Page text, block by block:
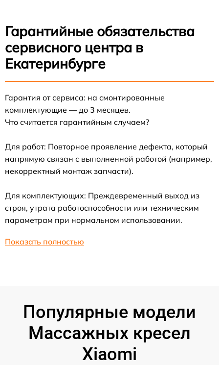
Гарантийные обязательства
сервисного центра в
Екатеринбурге
Гарантия от сервиса: на смонтированные
комплектующие — до 3 месяцев.
Что считается гарантийным случаем?
Для работ: Повторное проявление дефекта, который
напрямую связан с выполненной работой (например,
некорректный монтаж запчасти).
Для комплектующих: Преждевременный выход из
строя, утрата работоспособности или техническим
параметрам при нормальном использовании.
Показать полностью
Популярные модели
Массажных кресел
Xiaomi